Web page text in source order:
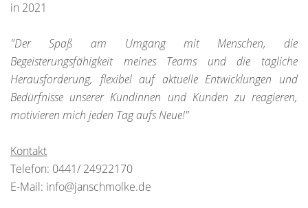
in 2021
"Der Spaß am Umgang mit Menschen, die
Begeisterungsfähigkeit meines Teams und die tägliche
Herausforderung, flexibel auf aktuelle Entwicklungen und
Bedürfnisse unserer Kundinnen und Kunden zu reagieren,
motivieren mich jeden Tag aufs Neue!"
Kontakt
Telefon: 0441/ 24922170
E-Mail: info@janschmolke.de